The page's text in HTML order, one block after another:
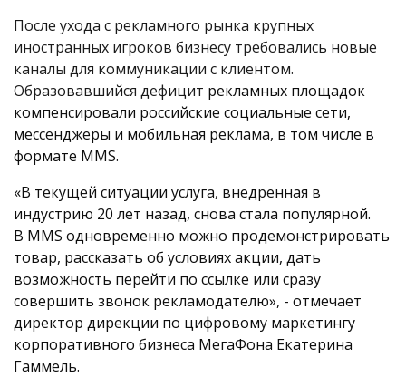
После ухода с рекламного рынка крупных
иностранных игроков бизнесу требовались новые
каналы для коммуникации с клиентом.
Образовавшийся дефицит рекламных площадок
компенсировали российские социальные сети,
мессенджеры и мобильная реклама, в том числе в
формате MMS.
«В текущей ситуации услуга, внедренная в
индустрию 20 лет назад, снова стала популярной.
В MMS одновременно можно продемонстрировать
товар, рассказать об условиях акции, дать
возможность перейти по ссылке или сразу
совершить звонок рекламодателю», - отмечает
директор дирекции по цифровому маркетингу
корпоративного бизнеса МегаФона Екатерина
Гаммель.